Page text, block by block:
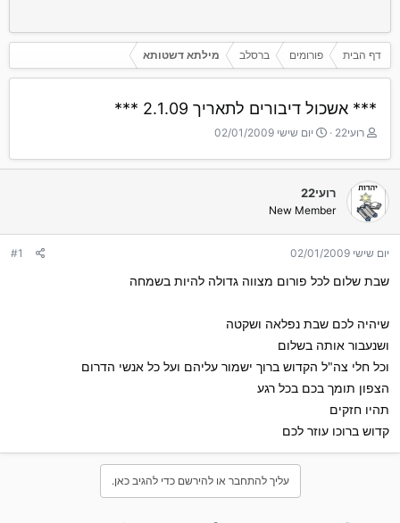
דף הבית פורומים ברסלב מילתא דשטותא
*** אשכול דיבורים לתאריך 2.1.09 ***
T
r
e
a
d
a
r
r
רועי22
ת
ר
ך
ה
ל
ה
יום שישי 02/01/2009
רועי22
New Member
יום שישי 02/01/2009 #1
שבת שלום לכל פורום מצווה גדולה להיות בשמחה
שיהיה לכם שבת נפלאה ושקטה
ושנעבור אותה בשלום
וכל חלי צה"ל הקדוש ברוך ישמור עליהם ועל כל אנשי הדרום
הצפון תומך בכם בכל רגע
תהיו חזקים
קדוש ברוכו עוזר לכם
עליך להתחבר או להירשם כדי להגיב כאן.